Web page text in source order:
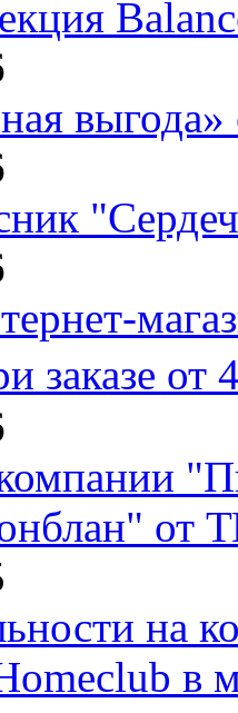
выгода»
заказе от
от
на
в